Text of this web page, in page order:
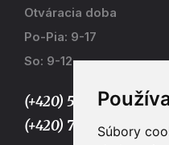
Súbory
Otváracia doba
Po-Pia: 9-17
So: 9-12
(+420) 577 915 036,
(+420) 773 667 390